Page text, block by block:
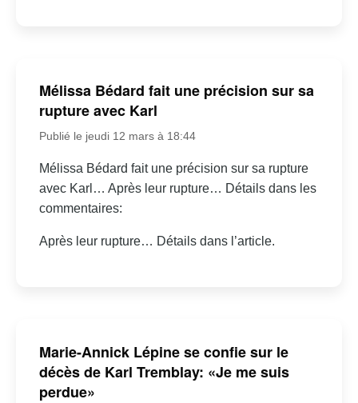
Mélissa Bédard fait une précision sur sa
rupture avec Karl
Publié le jeudi 12 mars à 18:44
Mélissa Bédard fait une précision sur sa rupture
avec Karl… Après leur rupture… Détails dans les
commentaires:
Après leur rupture… Détails dans l’article.
Marie-Annick Lépine se confie sur le
décès de Karl Tremblay: «Je me suis
perdue»